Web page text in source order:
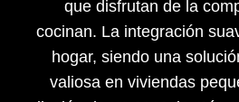
que disfrutan de la
cocinan. La integración
hogar, siendo una
valiosa en viviendas